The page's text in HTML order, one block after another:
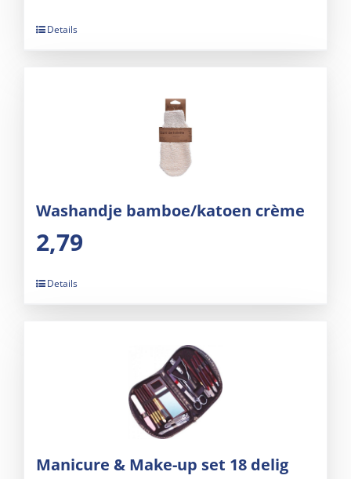
Details
Washandje bamboe/katoen crème
2,79
Details
Manicure & Make-up set 18 delig